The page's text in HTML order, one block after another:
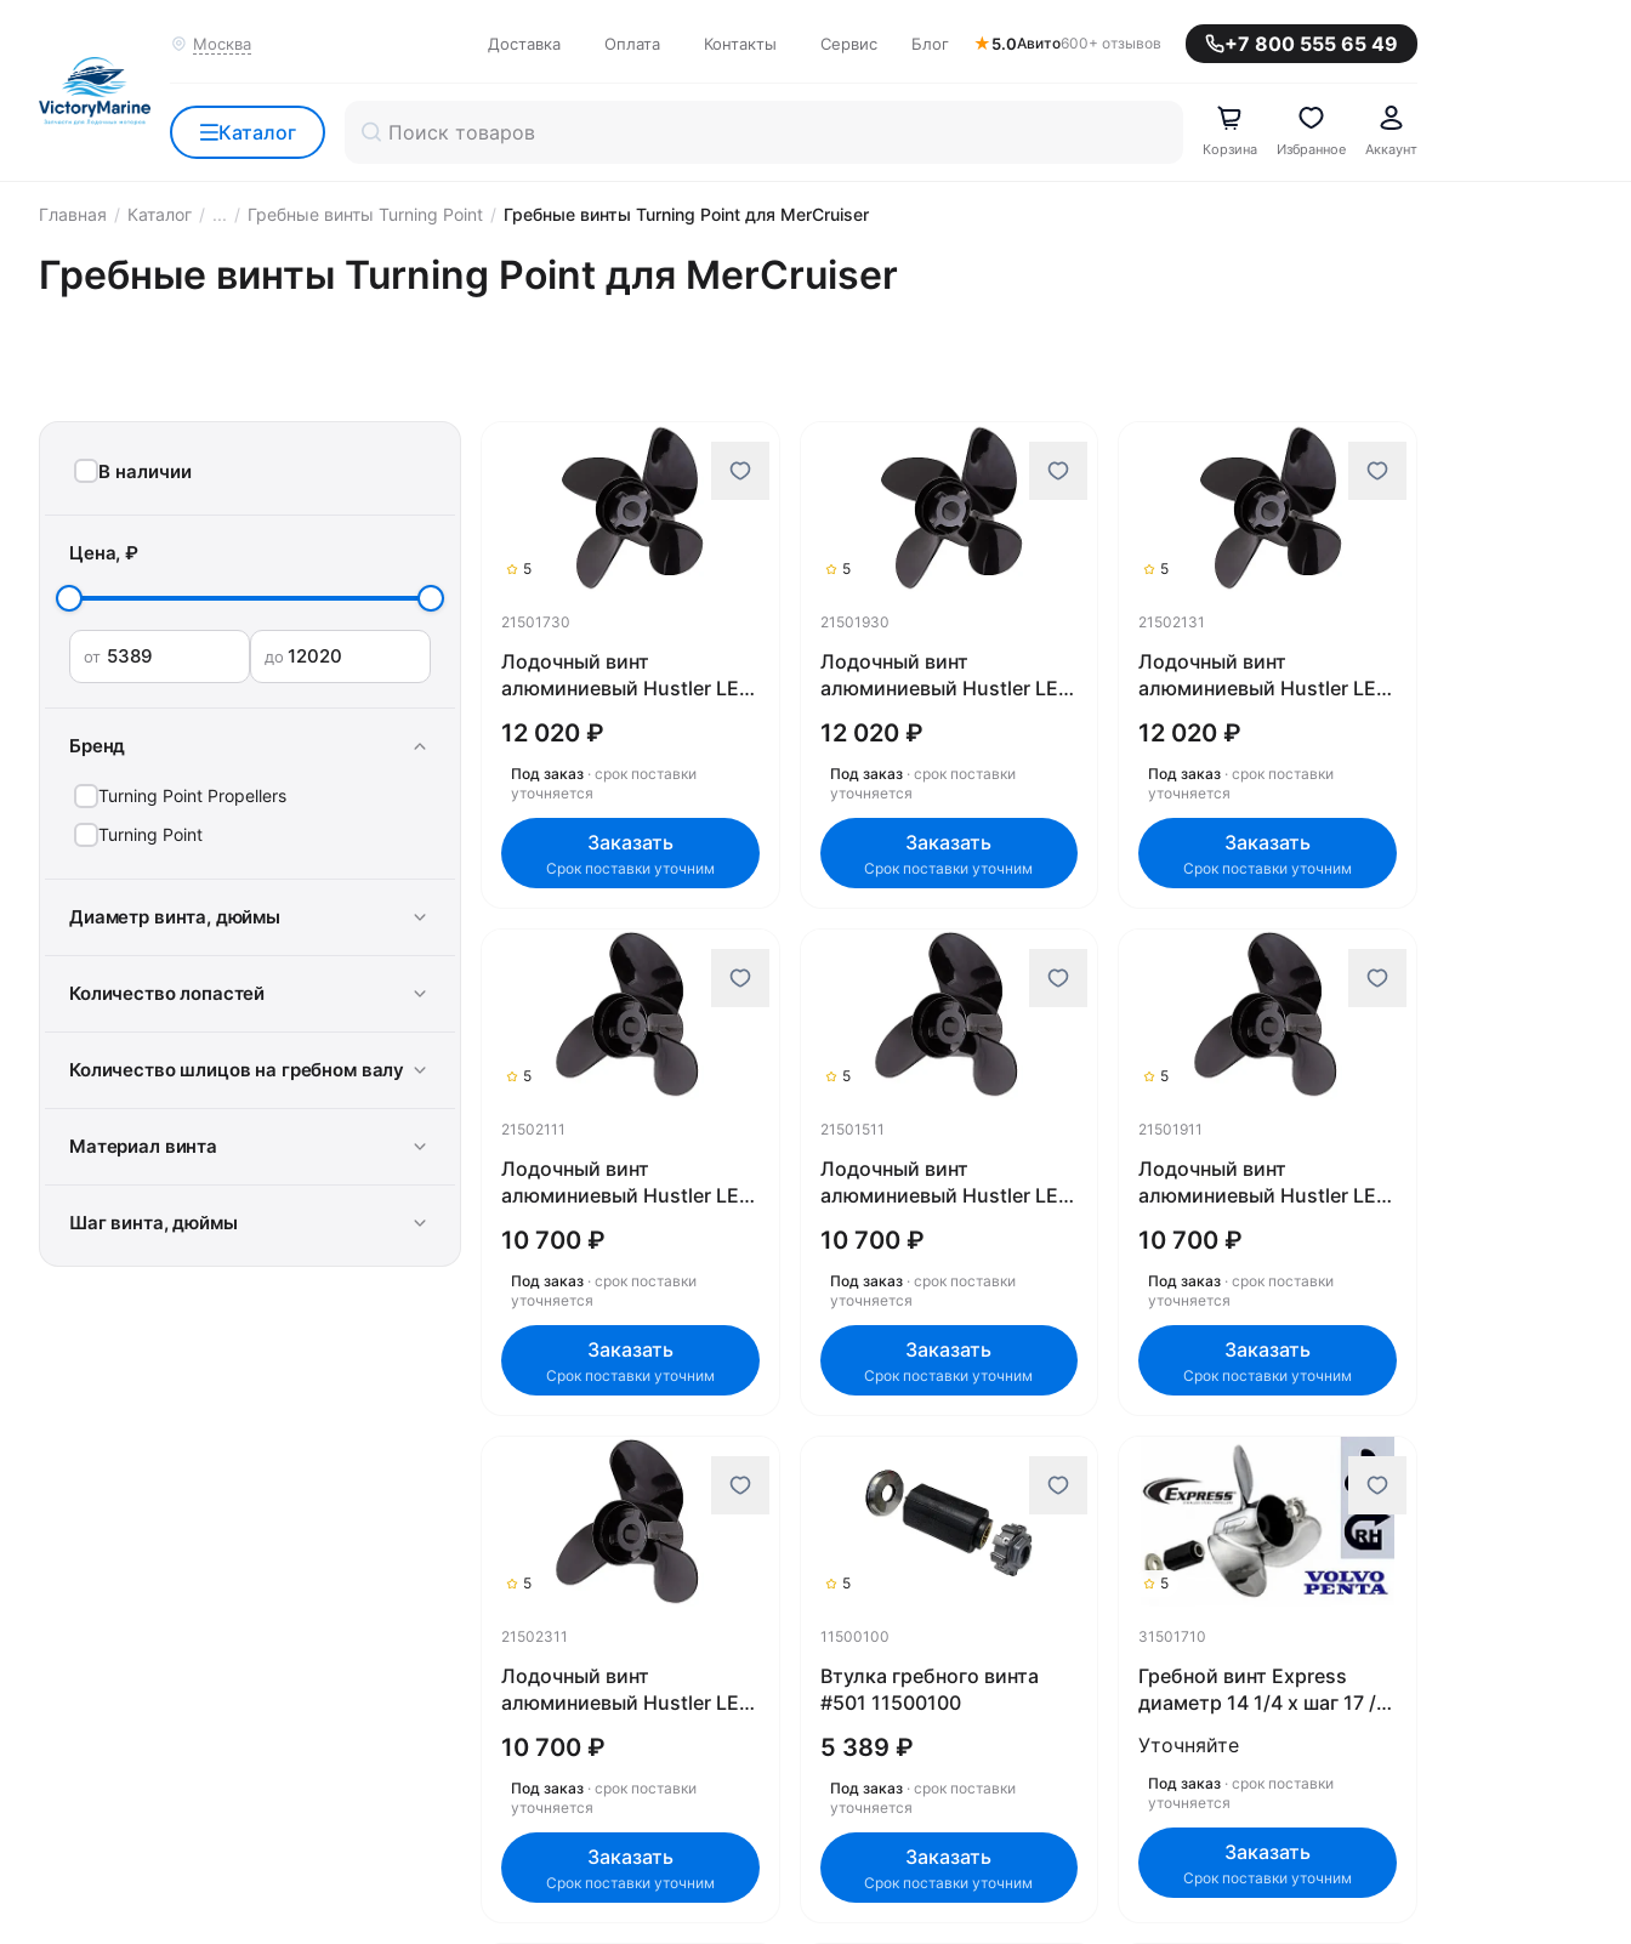
Москва Доставка Оплата Контакты Сервис Блог ★5.0Авито600+ отзывов +7 800 555 65 49
Каталог
Корзина Избранное Аккаунт
Главная / Каталог / ... / Гребные винты Turning Point / Гребные винты Turning Point для MerCruiser
Гребные винты Turning Point для MerCruiser
В наличии
Цена, ₽
от до
Бренд
Turning Point Propellers
Turning Point
Диаметр винта, дюймы
Количество лопастей
Количество шлицов на гребном валу
Материал винта
Шаг винта, дюймы
5
21501730
Лодочный винт
алюминиевый Hustler LE-
12 020 ₽
Под заказ · срок поставки
уточняется
Заказать
Срок поставки уточним
5
21501930
Лодочный винт
алюминиевый Hustler LE-
12 020 ₽
Под заказ· срок поставки
уточняется
Заказать
Срок поставки уточним
5
21502131
Лодочный винт
алюминиевый Hustler LE-
12 020 ₽
Под заказ · срок поставки
уточняется
Заказать
Срок поставки уточним
5
21502111
Лодочный винт
алюминиевый Hustler LE-
10 700 ₽
Под заказ · срок поставки
уточняется
Заказать
Срок поставки уточним
5
21501511
Лодочный винт
алюминиевый Hustler LE-
10 700 ₽
Под заказ· срок поставки
уточняется
Заказать
Срок поставки уточним
5
21501911
Лодочный винт
алюминиевый Hustler LE-
10 700 ₽
Под заказ · срок поставки
уточняется
Заказать
Срок поставки уточним
5
21502311
Лодочный винт
алюминиевый Hustler LE-
10 700 ₽
Под заказ · срок поставки
уточняется
Заказать
Срок поставки уточним
5
11500100
Втулка гребного винта
#501 11500100
5 389 ₽
Под заказ· срок поставки
уточняется
Заказать
Срок поставки уточним
5
31501710
Гребной винт Express
диаметр 14 1/4 х шаг 17 /
Уточняйте
Под заказ · срок поставки
уточняется
Заказать
Срок поставки уточним